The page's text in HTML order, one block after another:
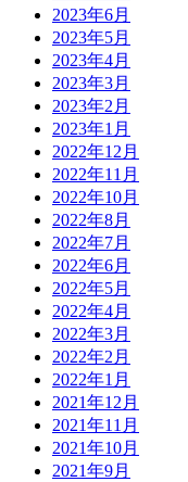
2023年6月
2023年5月
2023年4月
2023年3月
2023年2月
2023年1月
2022年12月
2022年11月
2022年10月
2022年8月
2022年7月
2022年6月
2022年5月
2022年4月
2022年3月
2022年2月
2022年1月
2021年12月
2021年11月
2021年10月
2021年9月